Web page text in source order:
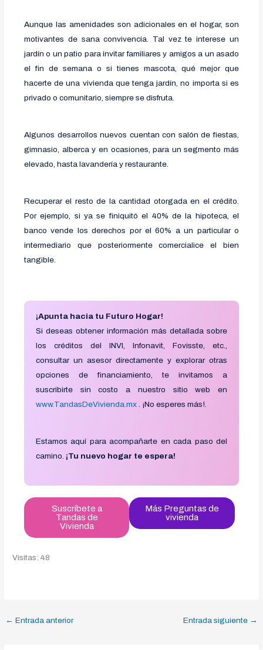
Aunque las amenidades son adicionales en el hogar, son
motivantes de sana convivencia. Tal vez te interese un
jardín o un patio para invitar familiares y amigos a un asado
el fin de semana o si tienes mascota, qué mejor que
hacerte de una vivienda que tenga jardín, no importa si es
privado o comunitario, siempre se disfruta.
Algunos desarrollos nuevos cuentan con salón de fiestas,
gimnasio, alberca y en ocasiones, para un segmento más
elevado, hasta lavandería y restaurante.
Recuperar el resto de la cantidad otorgada en el crédito.
Por ejemplo, si ya se finiquitó el 40% de la hipoteca, el
banco vende los derechos por el 60% a un particular o
intermediario que posteriormente comercialice el bien
tangible.
¡Apunta hacia tu Futuro Hogar!
Si deseas obtener información más detallada sobre
los créditos del INVI, Infonavit, Fovisste, etc.,
consultar un asesor directamente y explorar otras
opciones de financiamiento, te invitamos a
suscribirte sin costo a nuestro sitio web en
www.TandasDeVivienda.mx . ¡No esperes más!.
Estamos aquí para acompañarte en cada paso del
camino. ¡Tu nuevo hogar te espera!
Suscríbete a
Tandas de
Vivienda
Más Preguntas de
vivienda
Visitas: 48
← Entrada anterior Entrada siguiente →